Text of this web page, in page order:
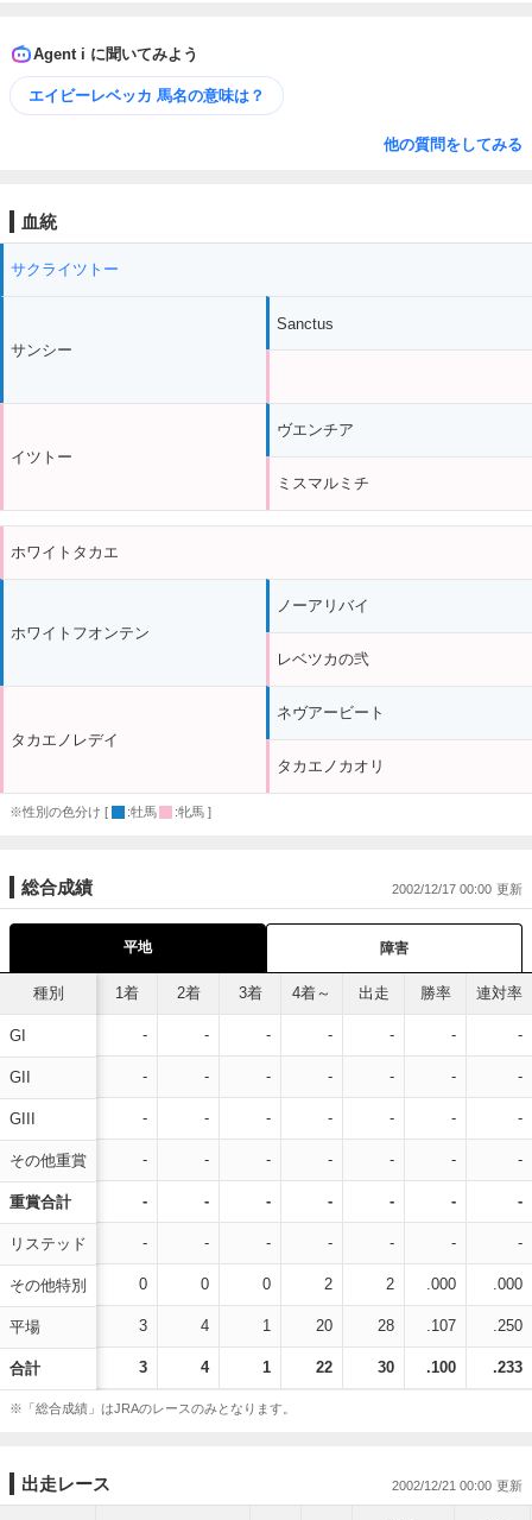
Agent i に聞いてみよう
エイビーレベッカ 馬名の意味は？
他の質問をしてみる
血統
サクライツトー
サンシー
イツトー
Sanctus
ヴエンチア
ミスマルミチ
ホワイトタカエ
ホワイトフオンテン
タカエノレデイ
ノーアリバイ
レベツカの弐
ネヴアービート
タカエノカオリ
※性別の色分け [ :牡馬 :牝馬 ]
総合成績 2002/12/17 00:00
平地 障害
種別
GI
GII
GIII
その他重賞
重賞合計
リステッド
その他特別
平場
合計
1着 2着 3着 4着～ 出走 勝率 連対率
- - - - - - -
- - - - - - -
- - - - - - -
- - - - - - -
- - - - - - -
- - - - - - -
0 0 0 2 2 .000 .000
3 4 1 20 28 .107 .250
3 4 1 22 30 .100 .233
※「総合成績」はJRAのレースのみとなります。
出走レース 2002/12/21 00:00